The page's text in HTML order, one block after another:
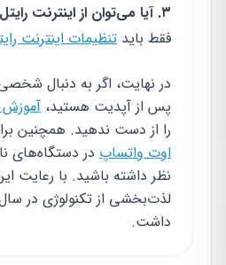
۳. آیا می‌توان از اینترنت رایتل استفاده کرد؟
فقط باید تنظیمات اینترنت
در نهایت، اگر به دنبال
پس از آپدیت هستید،
را از دست ندهید. همچنین
اوت واتساپ در دستگاه‌های
نظر داشته باشید. با رعایت
داشت.